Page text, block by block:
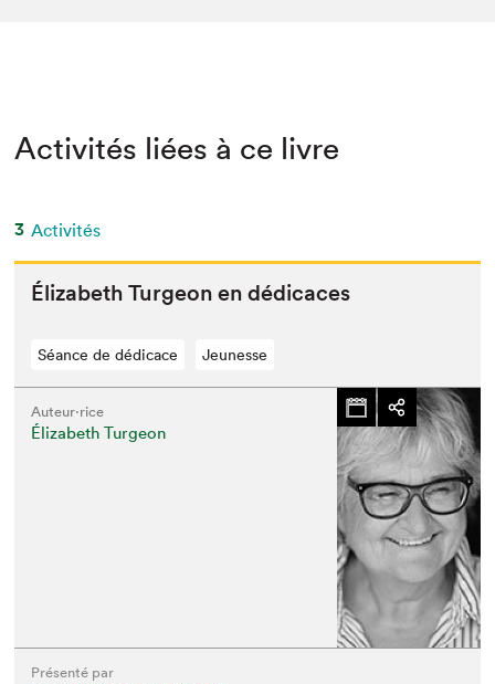
Activités liées à ce livre
3 Activités
Éliz­a­beth Tur­geon en dédicaces
Séance de dédicace Jeunesse
Auteur·rice
Élizabeth Turgeon
Présenté par